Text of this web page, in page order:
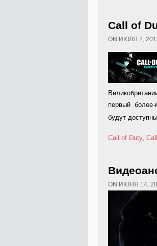
Call of
ON ИЮЛЯ 2,
первый
будут
Call of Duty,
ON ИЮНЯ 14,